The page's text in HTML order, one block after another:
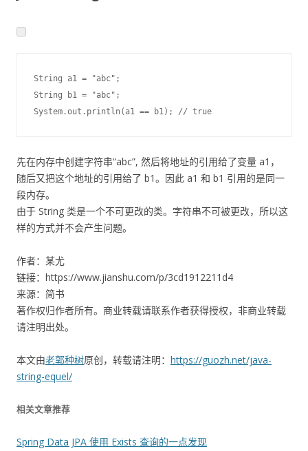
String a1 = "abc" ;
String b1 = "abc" ;
System .out . println( a1 == b1) ; // true
先在内存中创建字符串“abc”, 然后将地址的引用给了变量 a1，
随后又把这个地址的引用给了 b1。因此 a1 和 b1 引用的是同一
段内存。
由于 String 类是一个不可更改的类。字符串不可被更改，所以这
样的方式并不会产生问题。
作者：某尤
链接：https://www.jianshu.com/p/3cd1912211d4
来源：简书
著作权归作者所有。商业转载请联系作者获得授权，非商业转载
请注明出处。
本文由老郭种树原创，转载请注明： https://guozh.net/java-
string-equel/
相关文章推荐
Spring Data JPA 使用 Exists 查询的一点发现